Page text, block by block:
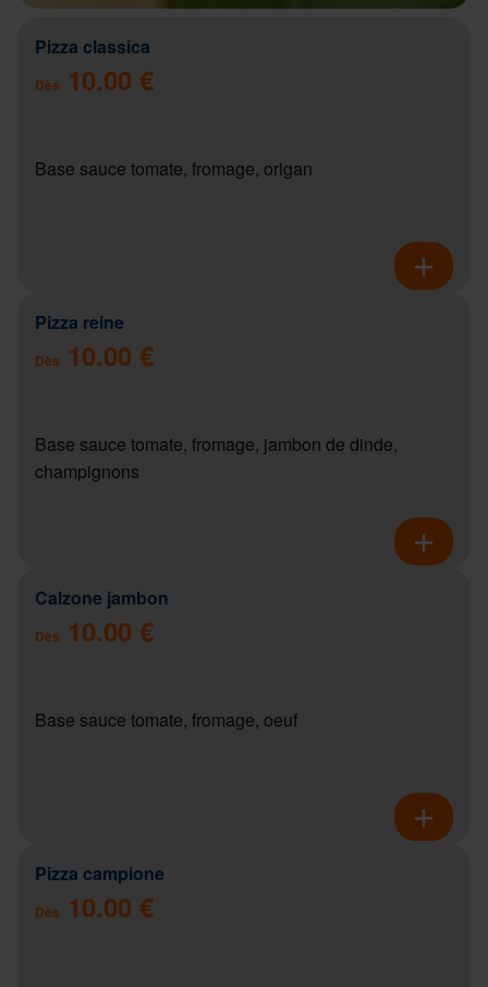
Pizza classica
Dès 10.00 €
Base sauce tomate, fromage, origan
Pizza reine
Dès 10.00 €
Base sauce tomate, fromage, jambon de dinde,
champignons
Calzone jambon
Dès 10.00 €
Base sauce tomate, fromage, oeuf
Pizza campione
Dès 10.00 €